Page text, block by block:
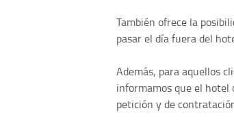
También ofrece la
pasar el día fuera del
Además, para aquellos
informamos que el hotel
petición y de